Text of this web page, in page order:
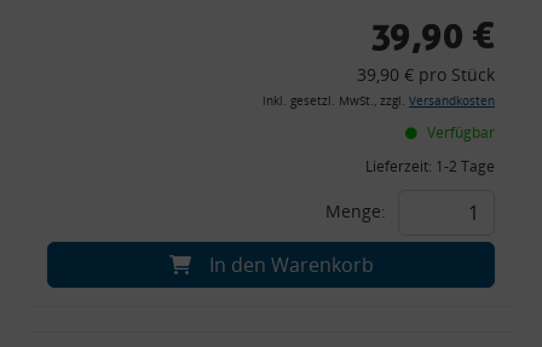
39,90 €
39,90 € pro Stück
inkl. gesetzl. MwSt., zzgl. Versandkosten
Verfügbar
Lieferzeit: 1-2 Tage
Menge:
In den Warenkorb